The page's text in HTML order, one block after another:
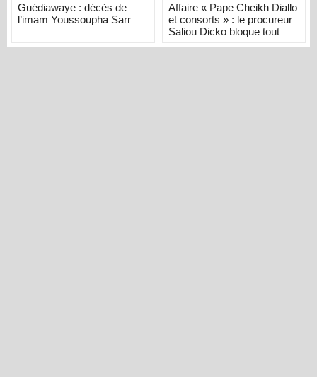
Guédiawaye : décès de
l’imam Youssoupha Sarr
Affaire « Pape Cheikh Diallo
et consorts » : le procureur
Saliou Dicko bloque tout